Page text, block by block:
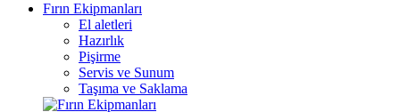
Fırın Ekipmanları
El aletleri
Hazırlık
Pişirme
Servis ve Sunum
Taşıma ve Saklama